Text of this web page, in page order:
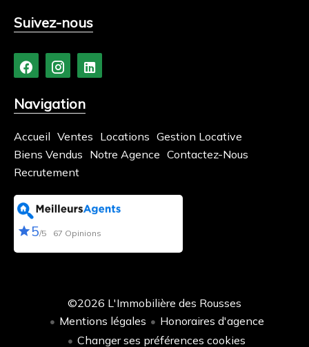
Suivez-nous
Navigation
Accueil Ventes Locations Gestion Locative
Biens Vendus Notre Agence Contactez-Nous
Recrutement
5/5 67 Opinions
©2026 L'Immobilière des Rousses
Mentions légales
Honoraires d'agence
Changer ses préférences cookies